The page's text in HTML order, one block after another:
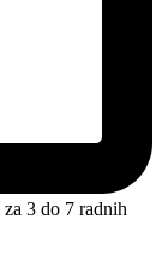
za 3 do 7 radnih